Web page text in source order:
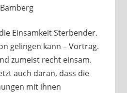
Einsamkeit Sterbender.
gelingen kann – Vortrag.
zumeist recht einsam.
auch daran, dass die
mit ihnen